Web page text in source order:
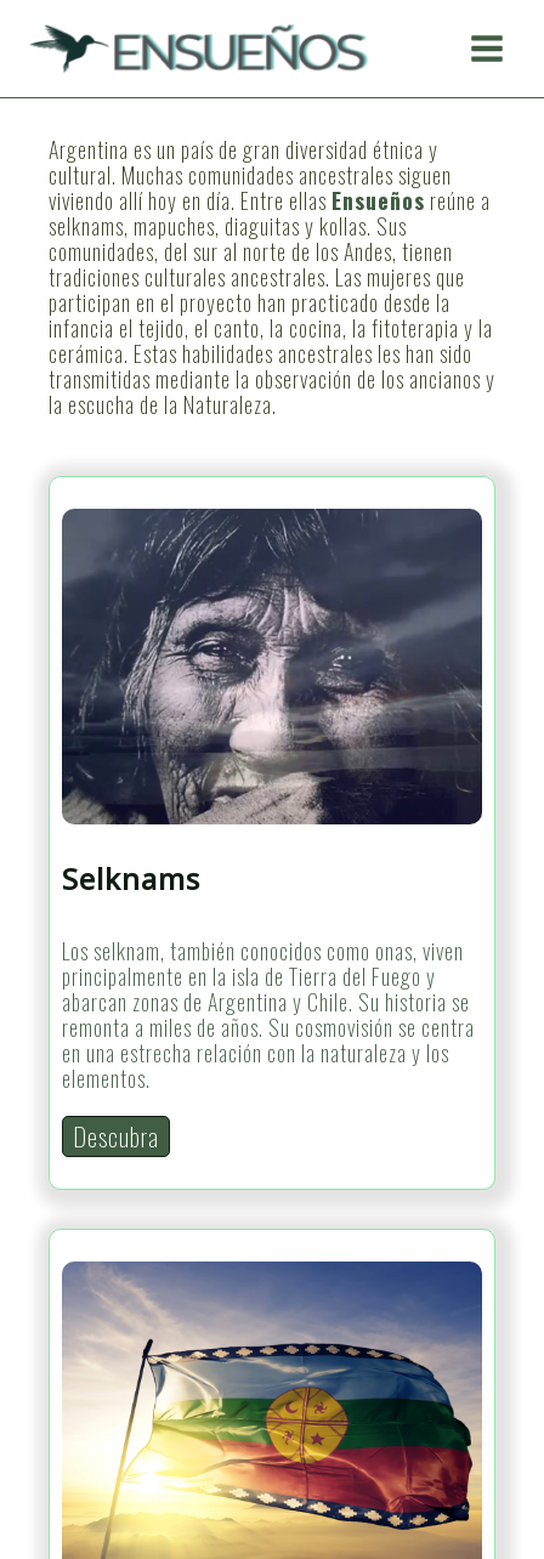
contenido
Argentina es un país de gran diversidad étnica y
cultural. Muchas comunidades ancestrales siguen
viviendo allí hoy en día. Entre ellas Ensueños reúne a
selknams, mapuches, diaguitas y kollas. Sus
comunidades, del sur al norte de los Andes, tienen
tradiciones culturales ancestrales. Las mujeres que
participan en el proyecto han practicado desde la
infancia el tejido, el canto, la cocina, la fitoterapia y la
cerámica. Estas habilidades ancestrales les han sido
transmitidas mediante la observación de los ancianos y
la escucha de la Naturaleza.
Selknams
Los selknam, también conocidos como onas, viven
principalmente en la isla de Tierra del Fuego y
abarcan zonas de Argentina y Chile. Su historia se
remonta a miles de años. Su cosmovisión se centra
en una estrecha relación con la naturaleza y los
elementos.
Descubra